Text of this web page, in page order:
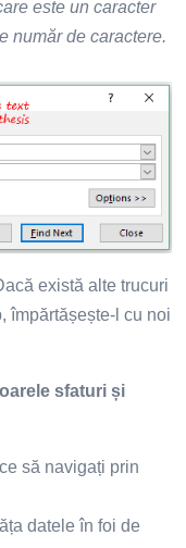
este un caracter
număr de caractere.
există alte trucuri
împărtășește-l cu noi
sfaturi și
să navigați prin
datele în foi de